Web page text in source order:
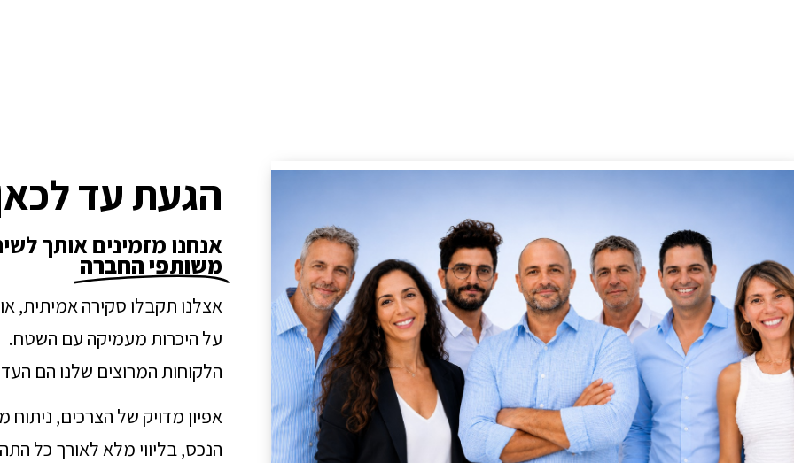
הגעת עד
אנחנו מזמינים אותך
משותפי החברה
אצלנו תקבלו סקירה אמיתית,
על היכרות מעמיקה עם השטח.
הלקוחות המרוצים שלנו הם
אפיון מדויק של הצרכים,
הנכס, בליווי מלא לאורך כל